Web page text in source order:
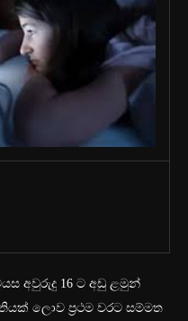
අවුරුදු 16 ට අඩු ළමුන්
ලොව ප්‍රථම වරට සම්මත